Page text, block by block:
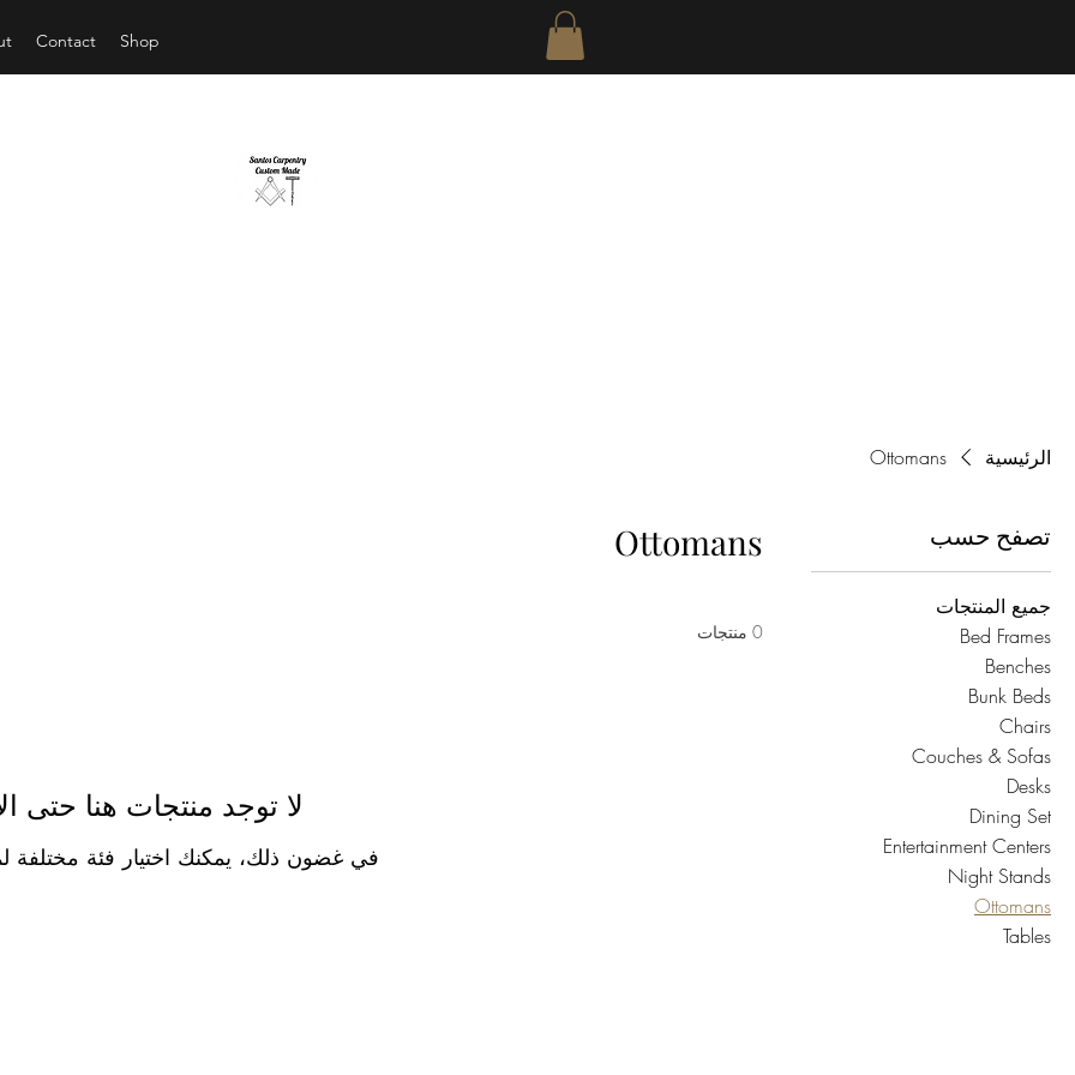
Contact Shop
الرئيسية Ottomans
تصفح حسب
جميع المنتجات
Bed Frames
Benches
Bunk Beds
Chairs
Couches & Sofas
Desks
Dining Set
Entertainment Centers
Night Stands
Ottomans
Tables
Ottomans
0 منتجات
لا توجد منتجات هنا حتى
في غضون ذلك، يمكنك اختيار فئة مختلفة